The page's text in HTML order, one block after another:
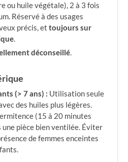
ou huile végétale), 2 à 3 fois
Réservé à des usages
précis, et toujours sur
.
déconseillé.
(> 7 ans) : Utilisation seule
des huiles plus légères.
(15 à 20 minutes
une pièce bien ventilée. Éviter
de femmes enceintes